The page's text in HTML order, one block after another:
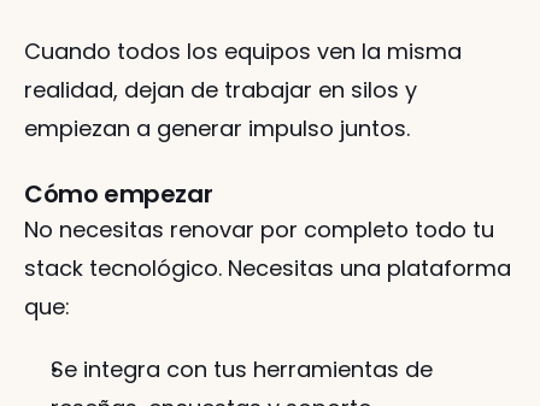
Cuando todos los equipos ven la misma
realidad, dejan de trabajar en silos y
empiezan a generar impulso juntos.
Cómo empezar
No necesitas renovar por completo todo tu
stack tecnológico. Necesitas una plataforma
que:
Se integra con tus herramientas de